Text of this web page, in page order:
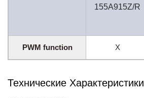
155A915Z/R
PWM function X
Технические Характеристики